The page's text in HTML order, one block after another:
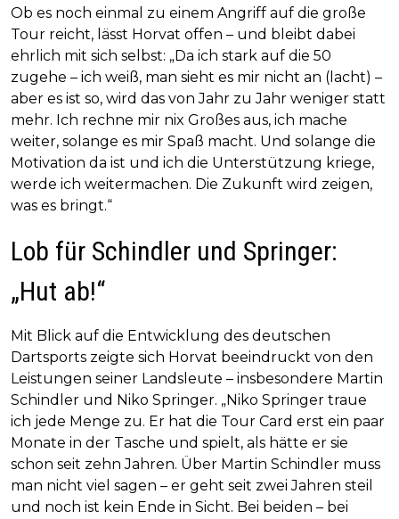
Ob es noch einmal zu einem Angriff auf die große
Tour reicht, lässt Horvat offen – und bleibt dabei
ehrlich mit sich selbst: „Da ich stark auf die 50
zugehe – ich weiß, man sieht es mir nicht an (lacht) –
aber es ist so, wird das von Jahr zu Jahr weniger statt
mehr. Ich rechne mir nix Großes aus, ich mache
weiter, solange es mir Spaß macht. Und solange die
Motivation da ist und ich die Unterstützung kriege,
werde ich weitermachen. Die Zukunft wird zeigen,
was es bringt.“
Lob für Schindler und Springer:
„Hut ab!“
Mit Blick auf die Entwicklung des deutschen
Dartsports zeigte sich Horvat beeindruckt von den
Leistungen seiner Landsleute – insbesondere Martin
Schindler und Niko Springer. „Niko Springer traue
ich jede Menge zu. Er hat die Tour Card erst ein paar
Monate in der Tasche und spielt, als hätte er sie
schon seit zehn Jahren. Über Martin Schindler muss
man nicht viel sagen – er geht seit zwei Jahren steil
und noch ist kein Ende in Sicht. Bei beiden – bei